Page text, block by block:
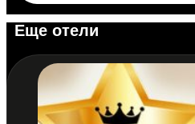
Еще отели